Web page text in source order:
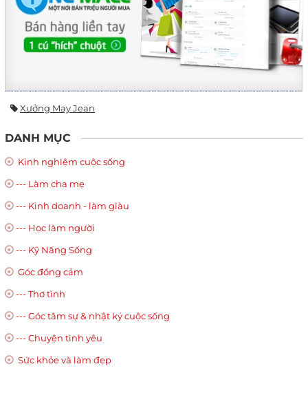
Xưởng May Jean
DANH MỤC
Kinh nghiệm cuộc sống
--- Làm cha mẹ
--- Kinh doanh - làm giàu
--- Học làm người
--- Kỹ Năng Sống
Góc đồng cảm
--- Thơ tình
--- Góc tâm sự & nhật ký cuộc sống
--- Chuyện tình yêu
Sức khỏe và làm đẹp